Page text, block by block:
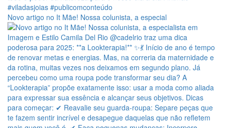
Novo artigo no It Mãe! Nossa colunista, a especial